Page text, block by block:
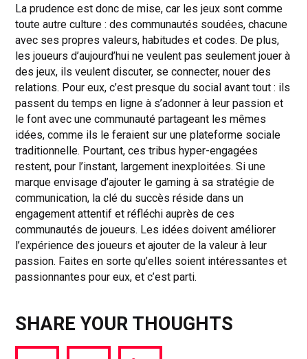
La prudence est donc de mise, car les jeux sont comme
toute autre culture : des communautés soudées, chacune
avec ses propres valeurs, habitudes et codes. De plus,
les joueurs d’aujourd’hui ne veulent pas seulement jouer à
des jeux, ils veulent discuter, se connecter, nouer des
relations. Pour eux, c’est presque du social avant tout : ils
passent du temps en ligne à s’adonner à leur passion et
le font avec une communauté partageant les mêmes
idées, comme ils le feraient sur une plateforme sociale
traditionnelle. Pourtant, ces tribus hyper-engagées
restent, pour l’instant, largement inexploitées. Si une
marque envisage d’ajouter le gaming à sa stratégie de
communication, la clé du succès réside dans un
engagement attentif et réfléchi auprès de ces
communautés de joueurs. Les idées doivent améliorer
l’expérience des joueurs et ajouter de la valeur à leur
passion. Faites en sorte qu’elles soient intéressantes et
passionnantes pour eux, et c’est parti.
SHARE YOUR THOUGHTS